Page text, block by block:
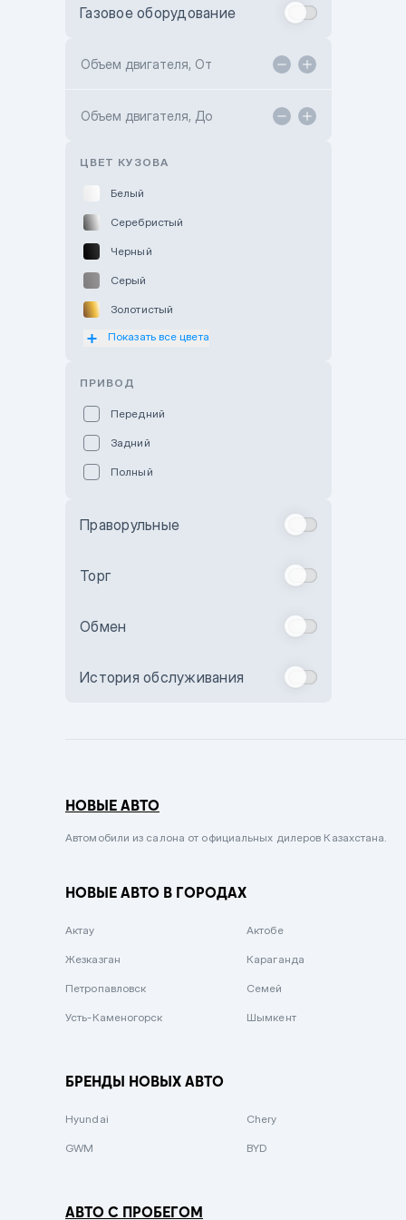
Toyota Kokshetau
Hyundai ShymCity
Газовое оборудование
Объем двигателя, От
Объем двигателя, До
ЦВЕТ КУЗОВА
Белый
Серебристый
Черный
Серый
Золотистый
Оранжевый
Бежевый
Комбинированный
Сиреневый металлик
Вишневый
Зеленый металлик
Показать все цвета
ПРИВОД
Передний
Задний
Полный
Праворульные
Торг
Обмен
История обслуживания
НОВЫЕ АВТО
Автомобили из салона от официальных дилеров Казахстана.
НОВЫЕ АВТО В ГОРОДАХ
Актау Актобе
Жезказган Караганда
Петропавловск Семей
Усть-Каменогорск Шымкент
БРЕНДЫ НОВЫХ АВТО
Hyundai Chery
GWM BYD
АВТО С ПРОБЕГОМ